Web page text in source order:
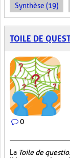
Synthèse (19)
TOILE DE
0
La Toile de